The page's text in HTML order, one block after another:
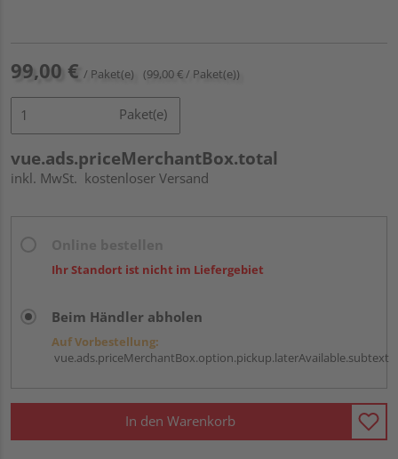
99,00 € / Paket(e) (99,00 € / Paket(e))
Paket(e)
vue.ads.priceMerchantBox.total
inkl. MwSt. kostenloser Versand
Ihr Standort ist nicht im Liefergebiet
Beim Händler abholen
Auf Vorbestellung:
vue.ads.priceMerchantBox.option.pickup.laterAvailable.subtext
In den Warenkorb